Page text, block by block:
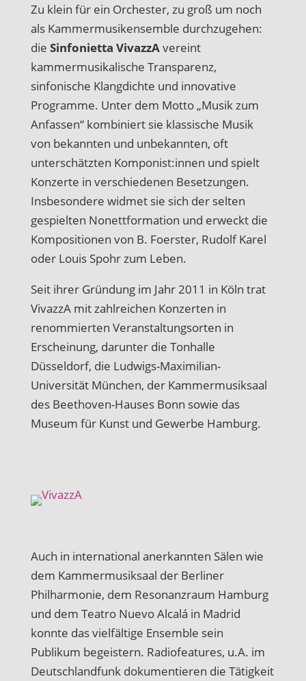
Zu klein für ein Orchester, zu groß um noch
als Kammermusikensemble durchzugehen:
die Sinfonietta VivazzAvereint
kammermusikalische Transparenz,
sinfonische Klangdichte und innovative
Programme. Unter dem Motto „Musik zum
Anfassen“ kombiniert sie klassische Musik
von bekannten und unbekannten, oft
unterschätzten Komponist:innen und spielt
Konzerte in verschiedenen Besetzungen.
Insbesondere widmet sie sich der selten
gespielten Nonettformation und erweckt die
Kompositionen von B. Foerster, Rudolf Karel
oder Louis Spohr zum Leben.
Seit ihrer Gründung im Jahr 2011 in Köln trat
VivazzA mit zahlreichen Konzerten in
renommierten Veranstaltungsorten in
Erscheinung, darunter die Tonhalle
Düsseldorf, die Ludwigs-Maximilian-
Universität München, der Kammermusiksaal
des Beethoven-Hauses Bonn sowie das
Museum für Kunst und Gewerbe Hamburg.
Auch in international anerkannten Sälen wie
dem Kammermusiksaal der Berliner
Philharmonie, dem Resonanzraum Hamburg
und dem Teatro Nuevo Alcalá in Madrid
konnte das vielfältige Ensemble sein
Publikum begeistern. Radiofeatures, u.A. im
Deutschlandfunk dokumentieren die Tätigkeit